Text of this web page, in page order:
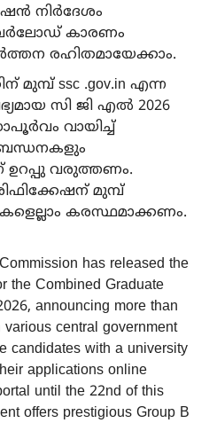
നിർദേശം
കാരണം
രഹിതമായേക്കാം.
മുമ്പ് ssc .gov.in എന്ന
സി ജി എൽ 2026
വായിച്ച്
ഉറപ്പു വരുത്തണം.
മുമ്പ്
കരസ്ഥമാക്കണം.
has released the
the Combined Graduate
announcing more than
central government
candidates with a university
applications online
until the 22nd of this
offers prestigious Group B